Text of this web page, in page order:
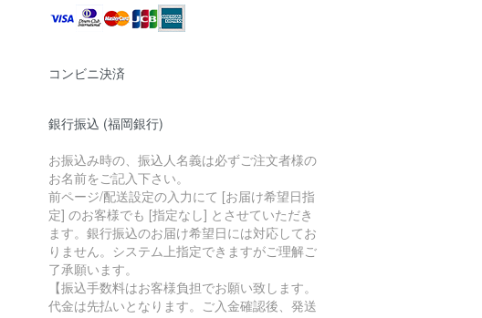
コンビニ決済
銀行振込 (福岡銀行)
お振込み時の、振込人名義は必ずご注文者様の
お名前をご記入下さい。
前ページ/配送設定の入力にて [お届け希望日指
定] のお客様でも [指定なし] とさせていただき
ます。銀行振込のお届け希望日には対応してお
りません。システム上指定できますがご理解ご
了承願います。
【振込手数料はお客様負担でお願い致します。
代金は先払いとなります。ご入金確認後、発送